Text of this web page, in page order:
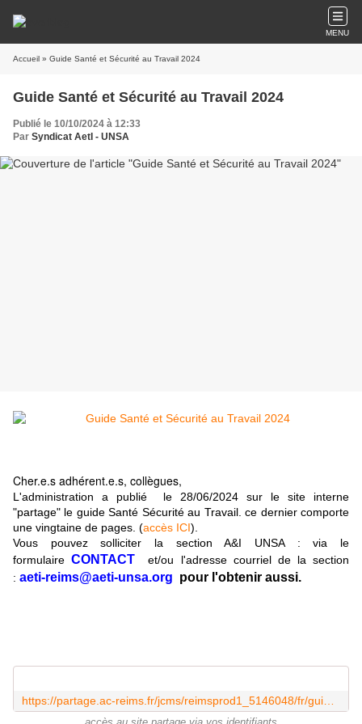
MENU
Accueil » Guide Santé et Sécurité au Travail 2024
Guide Santé et Sécurité au Travail 2024
Publié le 10/10/2024 à 12:33
Par Syndicat AetI - UNSA
Cher.e.s adhérent.e.s, collègues,
L'administration a publié le 28/06/2024 sur le site interne
"partage" le guide Santé Sécurité au Travail. ce dernier comporte
une vingtaine de pages. (accès ICI).
Vous pouvez solliciter la section A&I UNSA : via le
formulaire CONTACT
et/ou l'adresse courriel de la section
: aeti-reims@aeti-unsa.org pour l'obtenir aussi.